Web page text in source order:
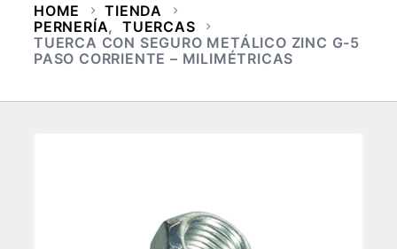
HOME
TIENDA
PERNERÍA, TUERCAS
TUERCA CON SEGURO METÁLICO ZINC G-5
PASO CORRIENTE – MILIMÉTRICAS